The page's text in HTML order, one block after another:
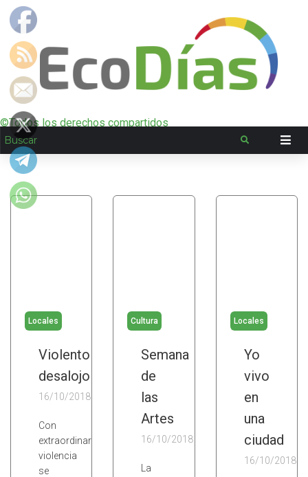
©Todos los derechos compartidos
Locales
Violento
desalojo
16/10/2018
Con
extraordinaria
violencia
se
Cultura
Semana
de
las
Artes
16/10/2018
La
Locales
Yo
vivo
en
una
ciudad
16/10/2018